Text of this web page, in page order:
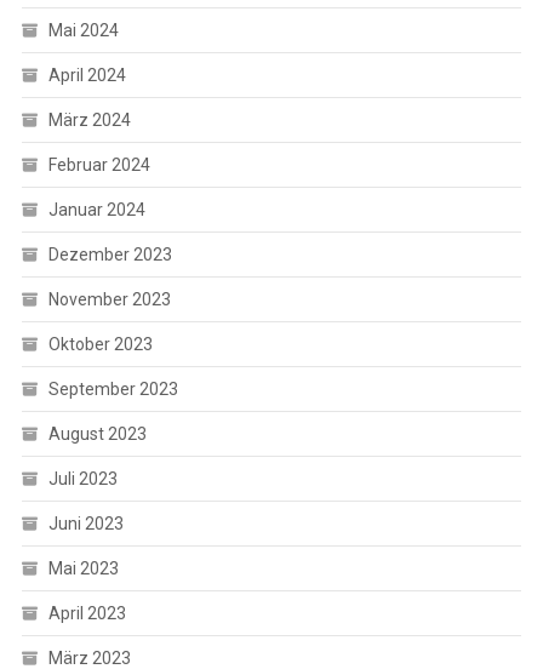
Mai 2024
April 2024
März 2024
Februar 2024
Januar 2024
Dezember 2023
November 2023
Oktober 2023
September 2023
August 2023
Juli 2023
Juni 2023
Mai 2023
April 2023
März 2023